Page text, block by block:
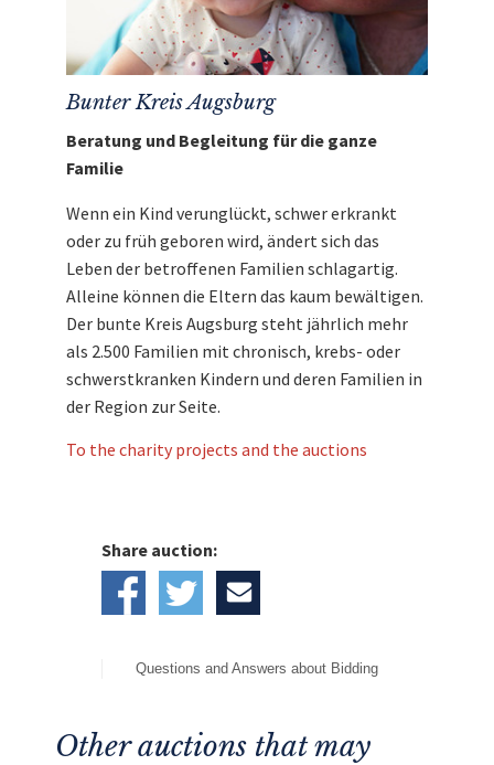
Bunter Kreis Augsburg
Beratung und Begleitung für die ganze
Familie
Wenn ein Kind verunglückt, schwer erkrankt
oder zu früh geboren wird, ändert sich das
Leben der betroffenen Familien schlagartig.
Alleine können die Eltern das kaum bewältigen.
Der bunte Kreis Augsburg steht jährlich mehr
als 2.500 Familien mit chronisch, krebs- oder
schwerstkranken Kindern und deren Familien in
der Region zur Seite.
To the charity projects and the auctions
Share auction:
Questions and Answers about Bidding
Other auctions that may